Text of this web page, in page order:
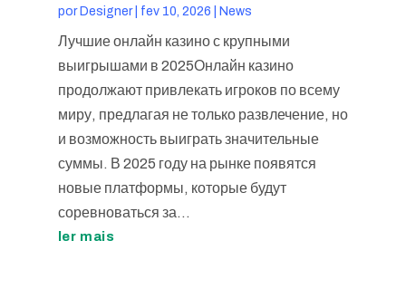
por Designer| fev 10, 2026 News
Лучшие онлайн казино с крупными
выигрышами в 2025Онлайн казино
продолжают привлекать игроков по всему
миру, предлагая не только развлечение, но
и возможность выиграть значительные
суммы. В 2025 году на рынке появятся
новые платформы, которые будут
соревноваться за...
ler mais